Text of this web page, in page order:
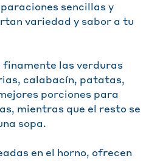
sencillas y
variedad y sabor a tu
finamente las verduras
calabacín, patatas,
porciones para
mientras que el resto se
sopa.
en el horno, ofrecen